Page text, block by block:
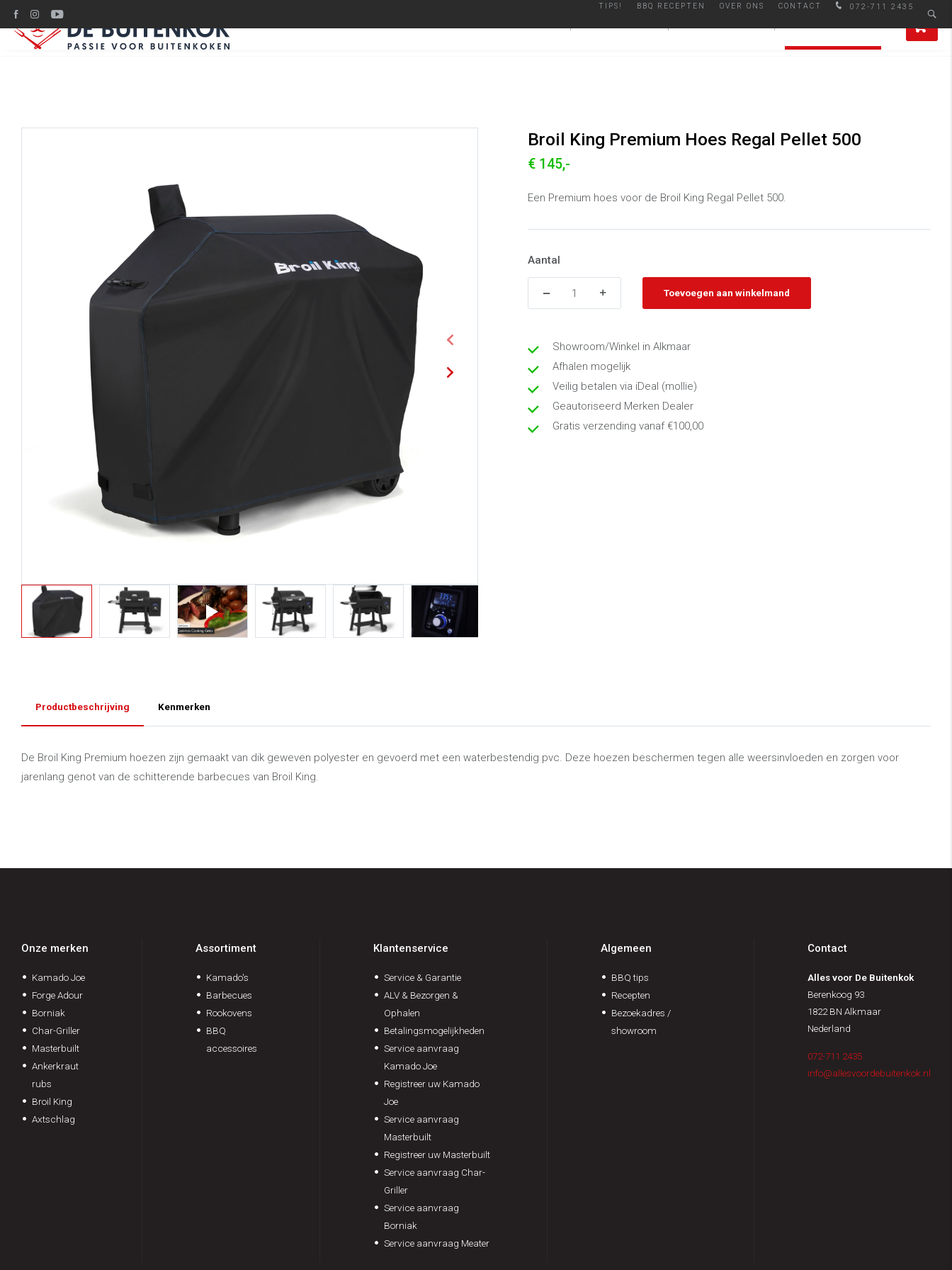
072-711 2435
TIPS! BBQ RECEPTEN OVER ONS CONTACT
0
Broil King Premium Hoes Regal Pellet 500
€ 145,-
Een Premium hoes voor de Broil King Regal Pellet 500.
Aantal
Toevoegen aan winkelmand
Showroom/Winkel in Alkmaar
Afhalen mogelijk
Veilig betalen via iDeal (mollie)
Geautoriseerd Merken Dealer
Gratis verzending vanaf €100,00
Productbeschrijving Kenmerken
De Broil King Premium hoezen zijn gemaakt van dik geweven polyester en gevoerd met een waterbestendig pvc. Deze hoezen beschermen tegen alle weersinvloeden en zorgen voor
jarenlang genot van de schitterende barbecues van Broil King.
Onze merken
Kamado Joe
Forge Adour
Borniak
Char-Griller
Masterbuilt
Ankerkraut
rubs
Broil King
Axtschlag
Assortiment
Kamado's
Barbecues
Rookovens
BBQ
accessoires
Klantenservice
Service & Garantie
ALV & Bezorgen &
Ophalen
Betalingsmogelijkheden
Service aanvraag
Kamado Joe
Registreer uw Kamado
Joe
Service aanvraag
Masterbuilt
Registreer uw Masterbuilt
Service aanvraag Char-
Griller
Service aanvraag
Borniak
Service aanvraag Meater
Algemeen
BBQ tips
Recepten
Bezoekadres /
showroom
Contact
Alles voor De Buitenkok
Berenkoog 93
1822 BN Alkmaar
Nederland
072-711 2435
info@allesvoordebuitenkok.nl